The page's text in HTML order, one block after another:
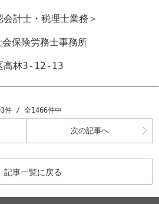
計士・税理士業務＞
保険労務士事務所
高林3-12-13
件 / 全1466件中
次の記事へ
記事一覧に戻る